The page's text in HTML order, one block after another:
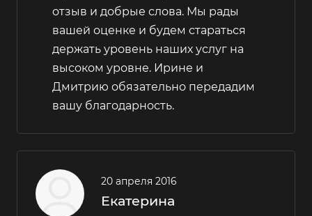
отзыв и добрые слова. Мы рады
вашей оценке и будем стараться
держать уровень наших услуг на
высоком уровне. Ирине и
Дмитрию обязательно передадим
вашу благодарность.
20 апреля 2016
Екатерина